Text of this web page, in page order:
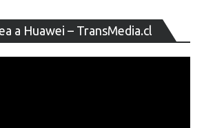
a Huawei – TransMedia.cl
de